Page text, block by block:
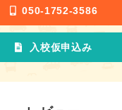
ラヂウム人工温泉の大浴
の疲れを癒すことができ
ール大垣校で、快適で安
050-1752-3586
入校仮申込み